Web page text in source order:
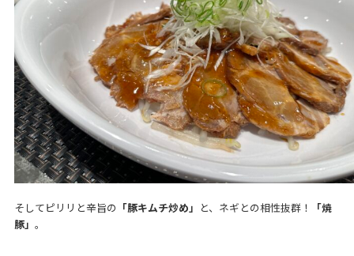
そしてピリリと辛旨の 「豚キムチ炒め」 と、ネギとの相性抜群！
「焼
豚」 。